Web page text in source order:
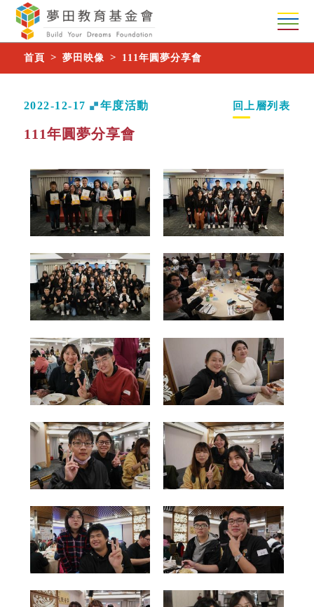
首頁 夢田映像 111年圓夢分享會
2022-12-17 年度活動
111年圓夢分享會
回上層列表